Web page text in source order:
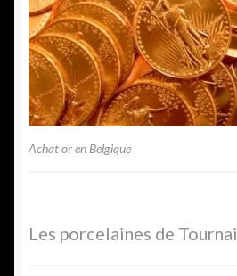
Achat or en Belgique
Les porcelaines de Tournai